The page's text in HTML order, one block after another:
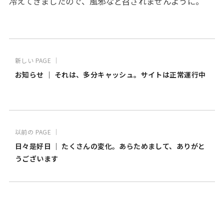
新しい PAGE ｜
お知らせ ｜ それは、多分キャッシュ。サイトは正常運行中
以前の PAGE ｜
日々是好日 ｜ たくさんの変化。あらためまして、ありがと
うございます